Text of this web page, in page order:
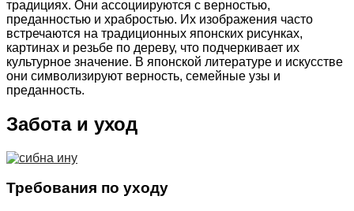
традициях. Они ассоциируются с верностью,
преданностью и храбростью. Их изображения часто
встречаются на традиционных японских рисунках,
картинах и резьбе по дереву, что подчеркивает их
культурное значение. В японской литературе и искусстве
они символизируют верность, семейные узы и
преданность.
Забота и уход
Требования по уходу